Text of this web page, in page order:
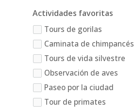
Actividades favoritas
Tours de gorilas
Caminata de chimpancés
Tours de vida silvestre
Observación de aves
Paseo por la ciudad
Tour de primates